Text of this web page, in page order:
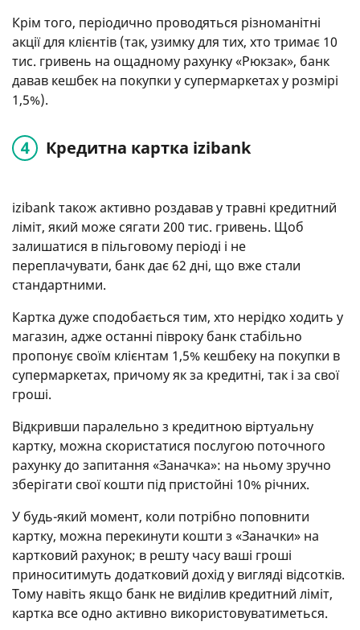
Крім того, періодично проводяться різноманітні
акції для клієнтів (так, узимку для тих, хто тримає 10
тис. гривень на ощадному рахунку «Рюкзак», банк
давав кешбек на покупки у супермаркетах у розмірі
1,5%).
Кредитна картка izibank
izibank також активно роздавав у травні кредитний
ліміт, який може сягати 200 тис. гривень. Щоб
залишатися в пільговому періоді і не
переплачувати, банк дає 62 дні, що вже стали
стандартними.
Картка дуже сподобається тим, хто нерідко ходить у
магазин, адже останні півроку банк стабільно
пропонує своїм клієнтам 1,5% кешбеку на покупки в
супермаркетах, причому як за кредитні, так і за свої
гроші.
Відкривши паралельно з кредитною віртуальну
картку, можна скористатися послугою поточного
рахунку до запитання «Заначка»: на ньому зручно
зберігати свої кошти під пристойні 10% річних.
У будь-який момент, коли потрібно поповнити
картку, можна перекинути кошти з «Заначки» на
картковий рахунок; в решту часу ваші гроші
приноситимуть додатковий дохід у вигляді відсотків.
Тому навіть якщо банк не виділив кредитний ліміт,
картка все одно активно використовуватиметься.